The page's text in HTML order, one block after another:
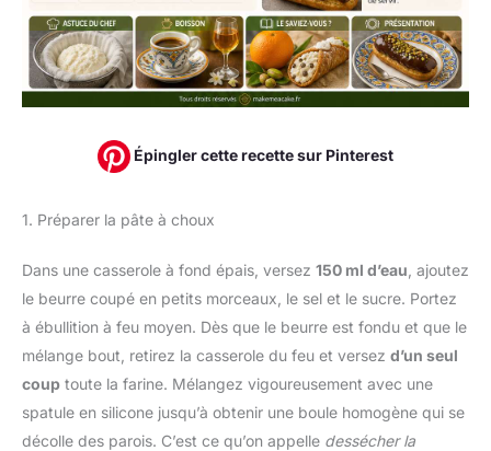
Épingler cette recette sur Pinterest
1. Préparer la pâte à choux
Dans une casserole à fond épais, versez 150 ml d’eau , ajoutez
le beurre coupé en petits morceaux, le sel et le sucre. Portez
à ébullition à feu moyen. Dès que le beurre est fondu et que le
mélange bout, retirez la casserole du feu et versez d’un seul
coup toute la farine. Mélangez vigoureusement avec une
spatule en silicone jusqu’à obtenir une boule homogène qui se
décolle des parois. C’est ce qu’on appelle dessécher la